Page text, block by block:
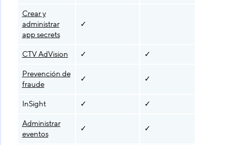
Crear y
administrar
app secrets
✓
CTV AdVision ✓ ✓
Prevención de
fraude
✓ ✓
InSight ✓
✓
Administrar
eventos
✓ ✓